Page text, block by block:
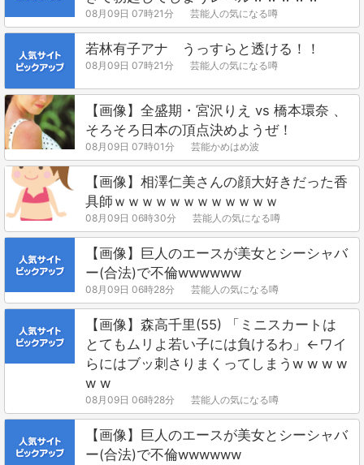
08月09日 07時21分 芸能人の気になる噂
若林有子アナ うっすらと透ける！！
08月09日 07時21分 芸能人の気になる噂
【画像】全盛期・宮沢りえ vs 橋本環奈 、
そろそろ日本の頂点決めようぜ！
08月09日 07時01分 芸能かめはめ波
【画像】相澤仁美さんの顔大好きだった香
具師ｗｗｗｗｗｗｗｗｗｗｗｗ
08月09日 06時30分 芸能人の気になる噂
【画像】巨人のエースが美女とシーシャバ
ー(合法)で不倫wwwwww
08月09日 06時28分 芸能人の気になる噂
【画像】森高千里(55) 「ミニスカートは
とてもムリよ若い子には負けるわ」←ワイ
らにはブッ刺さりまくってしまうw w w w
w w
08月09日 06時28分 芸能人の気になる噂
【画像】巨人のエースが美女とシーシャバ
ー(合法)で不倫wwwwww